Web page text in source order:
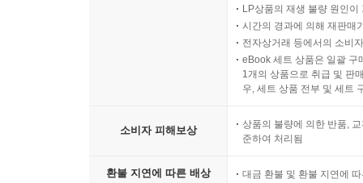
LP상품의 재생 불량 원인
시간의 경과에 의해 재판매
전자상거래 등에서의 소비
eBook 세트 상품은 일괄 구
1개의 상품으로 취급 및 판
우, 세트 상품 전부 및 세트
소비자 피해보상
상품의 불량에 의한 반품,
준하여 처리됨
환불 지연에 따른 배상 대금 환불 및 환불 지연에